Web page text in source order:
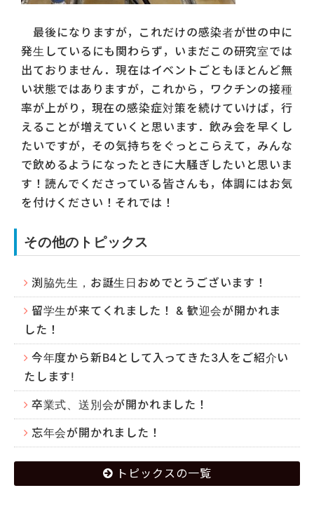
最後になりますが，これだけの感染者が世の中に
発生しているにも関わらず，いまだこの研究室では
出ておりません．現在はイベントごともほとんど無
い状態ではありますが，これから，ワクチンの接種
率が上がり，現在の感染症対策を続けていけば，行
えることが増えていくと思います．飲み会を早くし
たいですが，その気持ちをぐっとこらえて，みんな
で飲めるようになったときに大騒ぎしたいと思いま
す！読んでくださっている皆さんも，体調にはお気
を付けください！それでは！
その他のトピックス
渕脇先生，お誕生日おめでとうございます！
留学生が来てくれました！ & 歓迎会が開かれま
した！
今年度から新B4として入ってきた3人をご紹介い
たします!
卒業式、送別会が開かれました！
忘年会が開かれました！
トピックスの一覧